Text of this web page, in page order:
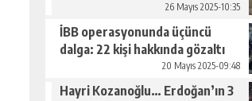
26 Mayıs 2025-10:35
İBB operasyonunda üçüncü
dalga: 22 kişi hakkında gözaltı
20 Mayıs 2025-09:48
Hayri Kozanoğlu… Erdoğan’ın 3